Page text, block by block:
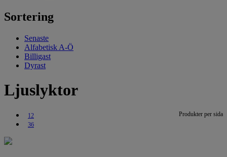
Sortering
Senaste
Alfabetisk A-Ö
Billigast
Dyrast
Ljuslyktor
Produkter per sida
12
36